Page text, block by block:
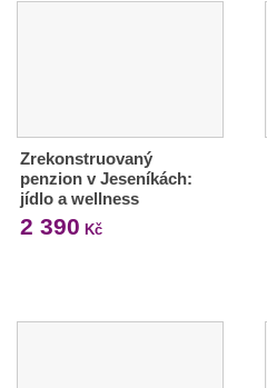
Zrekonstruovaný
penzion v Jeseníkách:
jídlo a wellness
2 390 Kč